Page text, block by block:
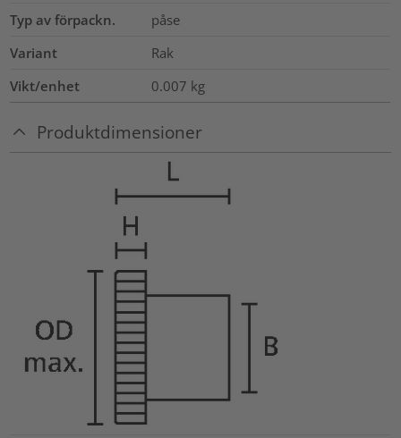
Typ av förpackn.
påse
Variant
Rak
Vikt/enhet
0.007 kg
Produktdimensioner